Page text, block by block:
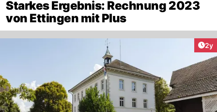
Starkes Ergebnis: Rechnung 2023
von Ettingen mit Plus
2y